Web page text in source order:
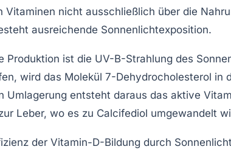
Vitaminen nicht ausschließlich über die
ausreichende Sonnenlichtexposition.
Produktion ist die UV-B-Strahlung des
wird das Molekül 7-Dehydrocholesterol
Umlagerung entsteht daraus das aktive
Leber, wo es zu Calcifediol umgewandelt
der Vitamin-D-Bildung durch